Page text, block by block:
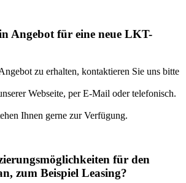
Angebot für eine neue LKT-
zu erhalten, kontaktieren Sie uns bitte
Webseite, per E-Mail oder telefonisch.
Ihnen gerne zur Verfügung.
für den
zum Beispiel Leasing?